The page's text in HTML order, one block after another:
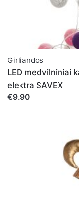
Girliandos
LED medvilniniai
elektra SAVEX
€9.90